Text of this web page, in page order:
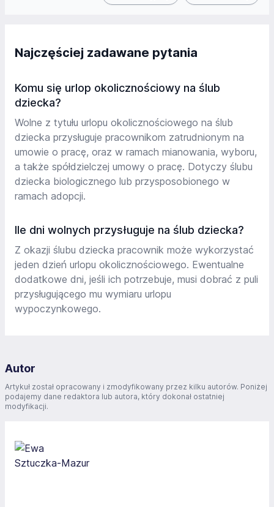
Najczęściej zadawane pytania
Komu się urlop okolicznościowy na ślub
dziecka?
Wolne z tytułu urlopu okolicznościowego na ślub
dziecka przysługuje pracownikom zatrudnionym na
umowie o pracę, oraz w ramach mianowania, wyboru,
a także spółdzielczej umowy o pracę. Dotyczy ślubu
dziecka biologicznego lub przysposobionego w
ramach adopcji.
Ile dni wolnych przysługuje na ślub dziecka?
Z okazji ślubu dziecka pracownik może wykorzystać
jeden dzień urlopu okolicznościowego. Ewentualne
dodatkowe dni, jeśli ich potrzebuje, musi dobrać z puli
przysługującego mu wymiaru urlopu
wypoczynkowego.
Autor
Artykuł został opracowany i zmodyfikowany przez kilku autorów. Poniżej
podajemy dane redaktora lub autora, który dokonał ostatniej
modyfikacji.